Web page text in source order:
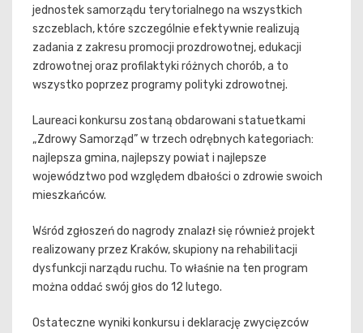
jednostek samorządu terytorialnego na wszystkich
szczeblach, które szczególnie efektywnie realizują
zadania z zakresu promocji prozdrowotnej, edukacji
zdrowotnej oraz profilaktyki różnych chorób, a to
wszystko poprzez programy polityki zdrowotnej.
Laureaci konkursu zostaną obdarowani statuetkami
„Zdrowy Samorząd” w trzech odrębnych kategoriach:
najlepsza gmina, najlepszy powiat i najlepsze
województwo pod względem dbałości o zdrowie swoich
mieszkańców.
Wśród zgłoszeń do nagrody znalazł się również projekt
realizowany przez Kraków, skupiony na rehabilitacji
dysfunkcji narządu ruchu. To właśnie na ten program
można oddać swój głos do 12 lutego.
Ostateczne wyniki konkursu i deklarację zwycięzców